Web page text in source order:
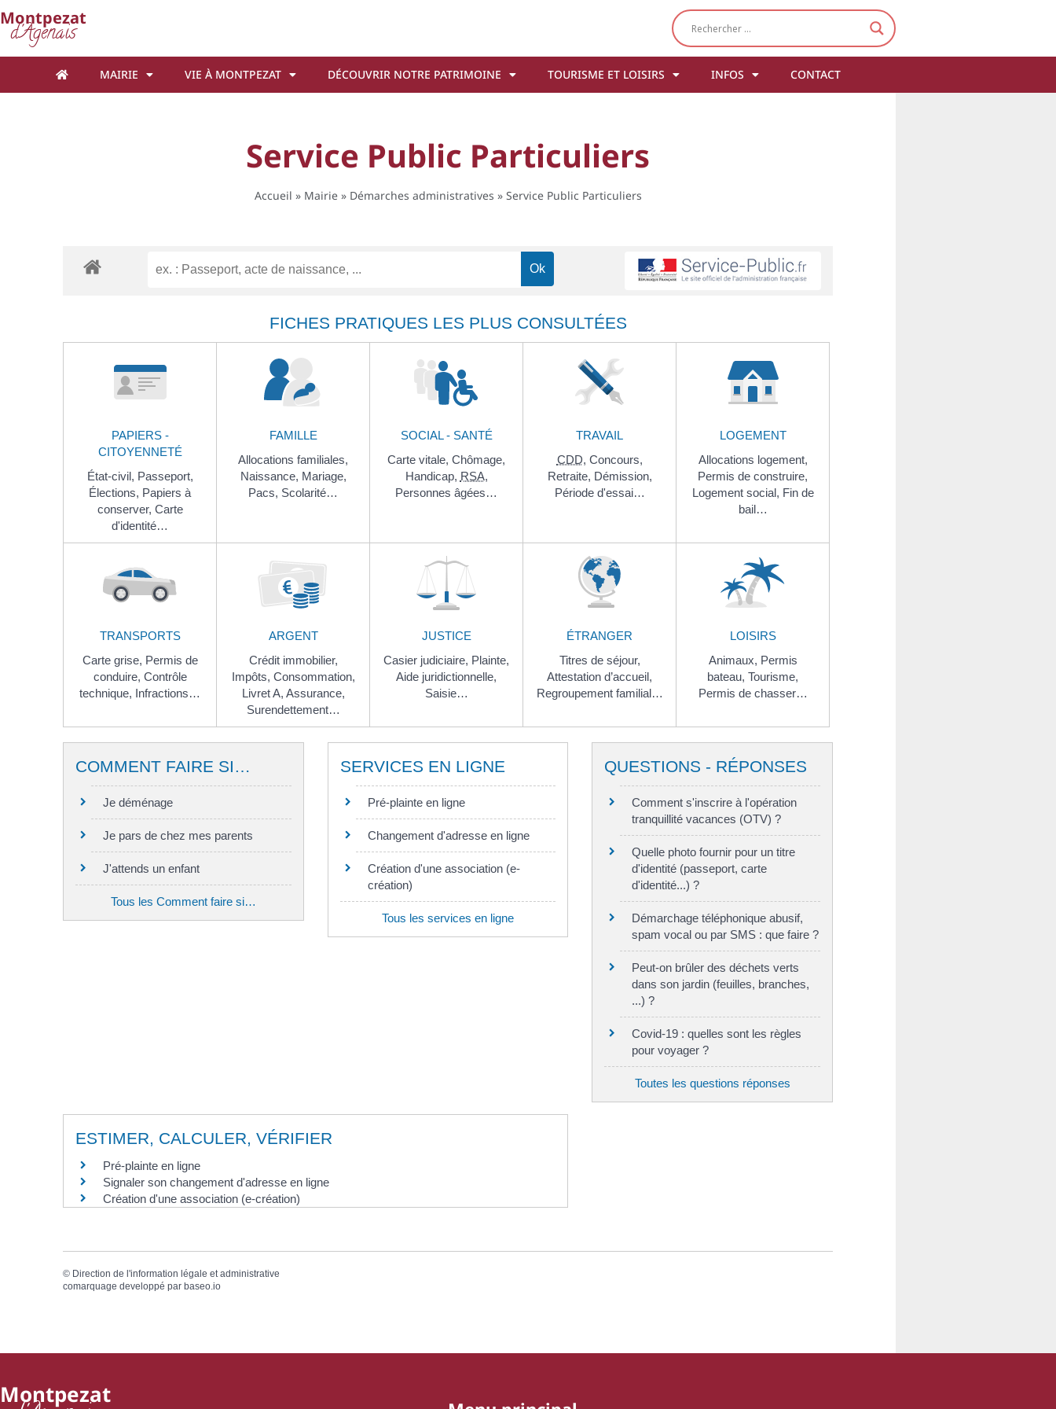
Montpezat
d'Agenais
MAIRIE VIE À MONTPEZAT DÉCOUVRIR NOTRE PATRIMOINE TOURISME ET LOISIRS INFOS CONTACT
Service Public Particuliers
Accueil » Mairie» Démarches administratives » Service Public Particuliers
FICHES PRATIQUES LES PLUS CONSULTÉES
PAPIERS -
CITOYENNETÉ
État-civil, Passeport,
Élections, Papiers à
conserver, Carte
d'identité…
FAMILLE
Allocations familiales,
Naissance, Mariage,
Pacs, Scolarité…
SOCIAL - SANTÉ
Carte vitale, Chômage,
Handicap, RSA,
Personnes âgées…
TRAVAIL
CDD, Concours,
Retraite, Démission,
Période d'essai…
LOGEMENT
Allocations logement,
Permis de construire,
Logement social, Fin de
bail…
TRANSPORTS
Carte grise, Permis de
conduire, Contrôle
technique, Infractions…
ARGENT
Crédit immobilier,
Impôts, Consommation,
Livret A, Assurance,
Surendettement…
JUSTICE
Casier judiciaire, Plainte,
Aide juridictionnelle,
Saisie…
ÉTRANGER
Titres de séjour,
Attestation d’accueil,
Regroupement familial…
LOISIRS
Animaux, Permis
bateau, Tourisme,
Permis de chasser…
COMMENT FAIRE SI…
Je déménage
Je pars de chez mes parents
J'attends un enfant
Tous les Comment faire si…
SERVICES EN LIGNE
Pré-plainte en ligne
Changement d'adresse en ligne
Création d'une association (e-
création)
Tous les services en ligne
QUESTIONS - RÉPONSES
Comment s'inscrire à l'opération
tranquillité vacances (OTV) ?
Quelle photo fournir pour un titre
d'identité (passeport, carte
d'identité...) ?
Démarchage téléphonique abusif,
spam vocal ou par SMS : que faire ?
Peut-on brûler des déchets verts
dans son jardin (feuilles, branches,
...) ?
Covid-19 : quelles sont les règles
pour voyager ?
Toutes les questions réponses
ESTIMER, CALCULER, VÉRIFIER
Pré-plainte en ligne
Signaler son changement d'adresse en ligne
Création d'une association (e-création)
© Direction de l'information légale et administrative
comarquage developpé par baseo.io
Montpezat
Cookies management panel